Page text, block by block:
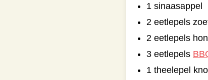
1 sinaasappel
2 eetlepels
2 eetlepels
3 eetlepels
1 theelepel